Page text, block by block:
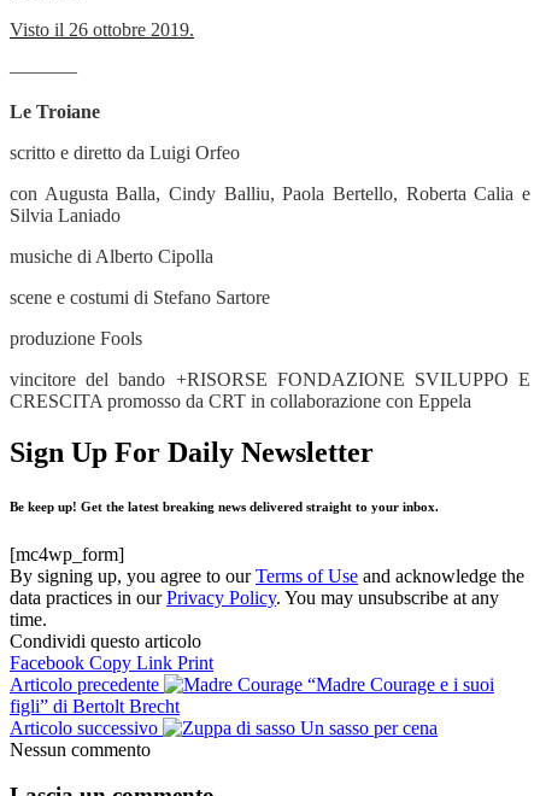
Visto il 26 ottobre 2019.
———–
Le Troiane
scritto e diretto da Luigi Orfeo
con Augusta Balla, Cindy Balliu, Paola Bertello, Roberta Calia e
Silvia Laniado
musiche di Alberto Cipolla
scene e costumi di Stefano Sartore
produzione Fools
vincitore del bando +RISORSE FONDAZIONE SVILUPPO E
CRESCITA promosso da CRT in collaborazione con Eppela
Sign Up For Daily Newsletter
Be keep up! Get the latest breaking news delivered straight to your inbox.
[mc4wp_form]
By signing up, you agree to ourTerms of Use and acknowledge the
data practices in ourPrivacy Policy. You may unsubscribe at any
time.
Condividi questo articolo
Facebook Copy Link Print
Articolo precedente
“Madre Courage e i suoi
figli” di Bertolt Brecht
Articolo successivo
Un sasso per cena
Nessun commento